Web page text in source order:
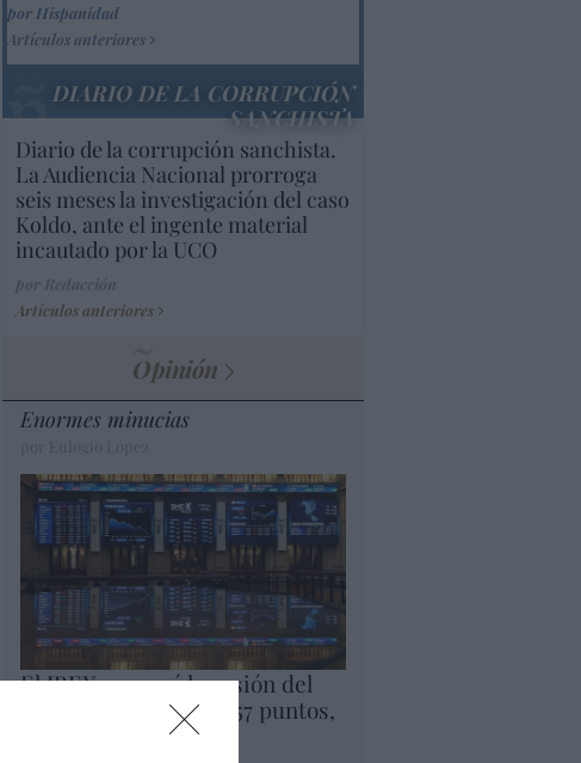
por Hispanidad
Artículos anteriores
DIARIO DE LA CORRUPCIÓN
SANCHISTA
Diario de la corrupción sanchista.
La Audiencia Nacional prorroga
seis meses la investigación del caso
Koldo, ante el ingente material
incautado por la UCO
Artículos anteriores
Opinión
Enormes minucias
El IBEX 35 cerró la sesión del
miércoles en los 20.057 puntos,
un nuevo récord